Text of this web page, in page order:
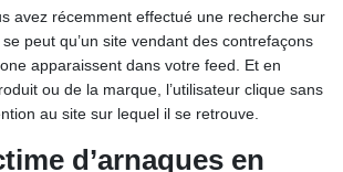
avez récemment effectué une recherche sur
peut qu’un site vendant des contrefaçons
apparaissent dans votre feed. Et en
ou de la marque, l’utilisateur clique sans
au site sur lequel il se retrouve.
d’arnaques en